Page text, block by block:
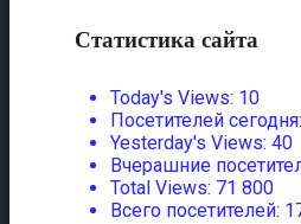
Статистика сайта
Today's Views: 10
Посетителей сегодня:
Yesterday's Views: 40
Вчерашние
Total Views: 71 800
Всего посетителей: